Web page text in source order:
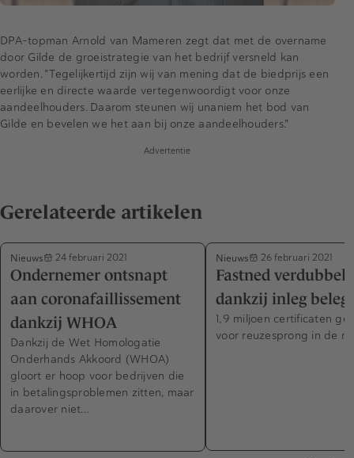
DPA-topman Arnold van Mameren zegt dat met de overname
door Gilde de groeistrategie van het bedrijf versneld kan
worden. "Tegelijkertijd zijn wij van mening dat de biedprijs een
eerlijke en directe waarde vertegenwoordigt voor onze
aandeelhouders. Daarom steunen wij unaniem het bod van
Gilde en bevelen we het aan bij onze aandeelhouders."
Advertentie
Gerelateerde artikelen
Nieuws 24 februari 2021
Ondernemer ontsnapt
aan coronafaillissement
dankzij WHOA
Dankzij de Wet Homologatie
Onderhands Akkoord (WHOA)
gloort er hoop voor bedrijven die
in betalingsproblemen zitten, maar
daarover niet…
Nieuws 26 februari 2021
Fastned verdubbelt
dankzij inleg
1,9 miljoen certificaten
voor reuzesprong in de